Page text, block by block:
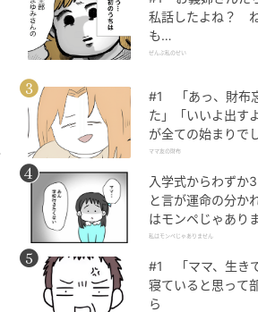
私話したよね？
も…
ぜんぶ私のせい
#1 「あっ、財布
た」「いいよ出す
が全ての始まりで
ママ友の財布
入学式からわずか
と言が運命の分か
はモンペじゃあり
私はモンペじゃありません
#1 「ママ、生き
寝ていると思って
ら